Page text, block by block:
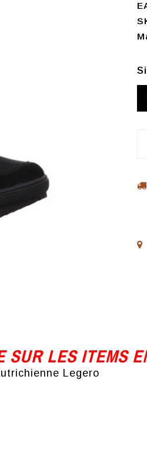
SUR LES ITEMS
Legero